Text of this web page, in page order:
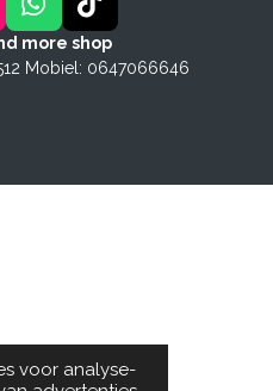
voor analyse-
W
h
a
T
i
k
more shop
Mobiel: 0647066646